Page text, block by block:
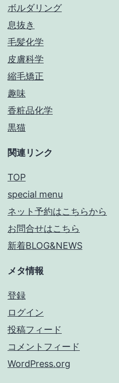
ボルダリング
息抜き
毛髪化学
皮膚科学
縮毛矯正
趣味
香粧品化学
黒猫
関連リンク
TOP
special menu
ネット予約はこちらから
お問合せはこちら
新着BLOG&NEWS
メタ情報
登録
ログイン
投稿フィード
コメントフィード
WordPress.org